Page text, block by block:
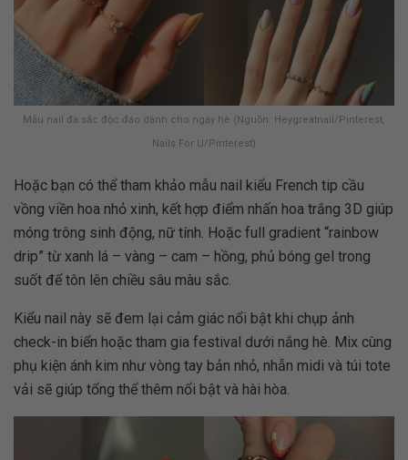
Mẫu nail đa sắc độc đáo dành cho ngày hè (Nguồn: Heygreatnail/Pinterest,
Nails For U/Pinterest)
Hoặc bạn có thể tham khảo mẫu nail kiểu French tip cầu
vồng viền hoa nhỏ xinh, kết hợp điểm nhấn hoa trắng 3D giúp
móng trông sinh động, nữ tính. Hoặc full gradient “rainbow
drip” từ xanh lá – vàng – cam – hồng, phủ bóng gel trong
suốt để tôn lên chiều sâu màu sắc.
Kiểu nail này sẽ đem lại cảm giác nổi bật khi chụp ảnh
check-in biển hoặc tham gia festival dưới nắng hè. Mix cùng
phụ kiện ánh kim như vòng tay bản nhỏ, nhẫn midi và túi tote
vải sẽ giúp tổng thể thêm nổi bật và hài hòa.